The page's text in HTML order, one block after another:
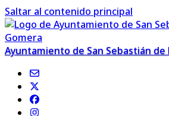
Saltar al contenido principal
Ayuntamiento de San Sebastián de